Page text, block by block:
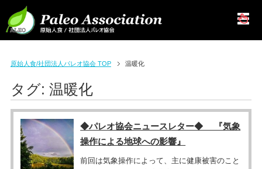
原始人食/社団法人パレオ協会 TOP 温暖化
タグ: 温暖化
◆パレオ協会ニュースレター◆ 『気象
操作による地球への影響』
前回は気象操作によって、主に健康被害のこと